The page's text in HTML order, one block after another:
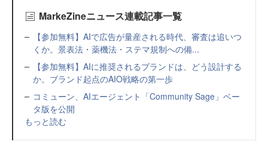
MarkeZineニュース連載記事一覧
【参加無料】AIで広告が量産される時代、審査は追いつ
くか。景表法・薬機法・ステマ規制への備...
【参加無料】AIに推奨されるブランドは、どう設計する
か。ブランド起点のAIO戦略の第一歩
コミューン、AIエージェント「Community Sage」ベー
タ版を公開
もっと読む